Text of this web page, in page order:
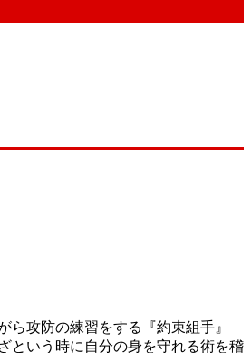
攻防の練習をする『約束組手』
という時に自分の身を守れる術を稽